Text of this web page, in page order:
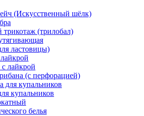
(Искусственный шёлк)
(трилобал)
ластовицы)
лайкрой
(с перфорацией)
для купальников
купальников
белья